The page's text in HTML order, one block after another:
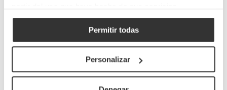
Permitir todas
Personalizar
Categorias:Medio Ambiente,Sostenibilidad